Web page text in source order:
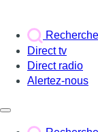
Direct tv
Direct radio
Alertez-nous